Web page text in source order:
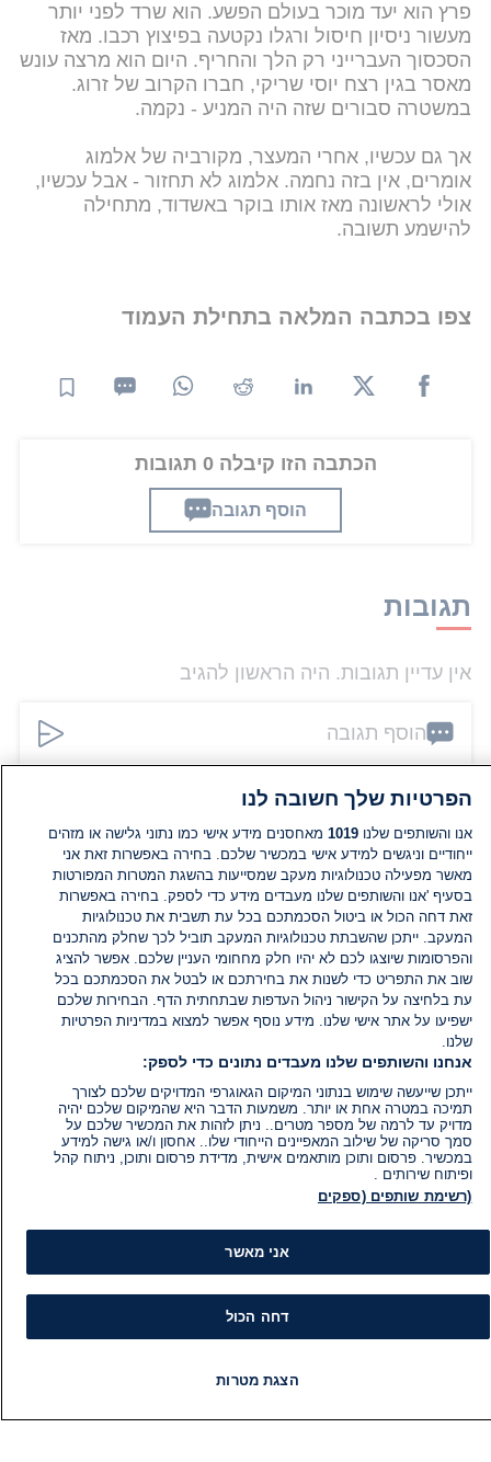
פרץ הוא יעד מוכר בעולם הפשע. הוא שרד לפני יותר
מעשור ניסיון חיסול ורגלו נקטעה בפיצוץ רכבו. מאז
הסכסוך העברייני רק הלך והחריף. היום הוא מרצה עונש
מאסר בגין רצח יוסי שריקי, חברו הקרוב של זרוג.
במשטרה סבורים שזה היה המניע - נקמה.
אך גם עכשיו, אחרי המעצר, מקורביה של אלמוג
אומרים, אין בזה נחמה. אלמוג לא תחזור - אבל עכשיו,
אולי לראשונה מאז אותו בוקר באשדוד, מתחילה
להישמע תשובה.
צפו בכתבה המלאה בתחילת העמוד
הכתבה הזו קיבלה 0 תגובות
הוסף תגובה
תגובות
אין עדיין תגובות. היה הראשון להגיב
הוסף תגובה
מידע
הוועד המנהל של i24NEWS
הטאלנטים של i24NEWS
רדיו בשידור חי
צור קשר
הפרטיות שלך חשובה לנו
אנו והשותפים שלנו1019 מאחסנים מידע אישי כמו נתוני גלישה או מזהים
ייחודיים וניגשים למידע אישי במכשיר שלכם. בחירה באפשרות זאת אני
מאשר מפעילה טכנולוגיות מעקב שמסייעות בהשגת המטרות המפורטות
בסעיף 'אנו והשותפים שלנו מעבדים מידע כדי לספק. בחירה באפשרות
זאת דחה הכול או ביטול הסכמתכם בכל עת תשבית את טכנולוגיות
המעקב. ייתכן שהשבתת טכנולוגיות המעקב תוביל לכך שחלק מהתכנים
והפרסומות שיוצגו לכם לא יהיו חלק מחחומי העניין שלכם. אפשר להציג
שוב את התפריט כדי לשנות את בחירתכם או לבטל את הסכמתכם בכל
עת בלחיצה על הקישור ניהול העדפות שבתחתית הדף. הבחירות שלכם
ישפיעו על אתר אישי שלנו. מידע נוסף אפשר למצוא במדיניות הפרטיות
שלנו.
אנחנו והשותפים שלנו מעבדים נתונים כדי לספק:
ייתכן שייעשה שימוש בנתוני המיקום הגאוגרפי המדויקים שלכם לצורך
תמיכה במטרה אחת או יותר. משמעות הדבר היא שהמיקום שלכם יהיה
מדויק עד לרמה של מספר מטרים.. ניתן לזהות את המכשיר שלכם על
סמך סריקה של שילוב המאפיינים הייחודי שלו.. אחסון ו/או גישה למידע
במכשיר. פרסום ותוכן מותאמים אישית, מדידת פרסום ותוכן, ניתוח קהל
ופיתוח שירותים .
(רשימת שותפים (ספקים
אני מאשר
דחה הכול
הצגת מטרות